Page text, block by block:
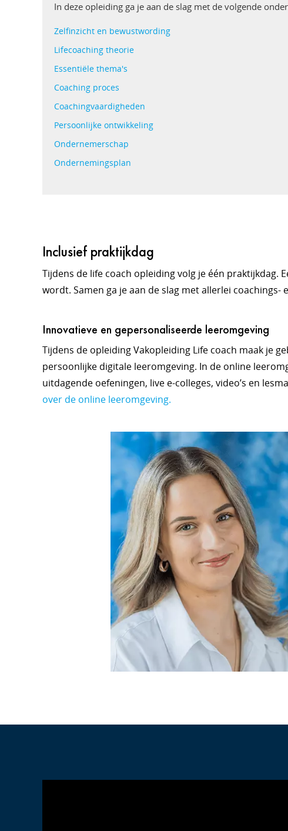
In deze opleiding ga je aan de slag met de volgende
Zelfinzicht en bewustwording
Lifecoaching theorie
Essentiële thema's
Coaching proces
Coachingvaardigheden
Persoonlijke ontwikkeling
Ondernemerschap
Ondernemingsplan
Inclusief praktijkdag
Tijdens de life coach opleiding volg je één
wordt. Samen ga je aan de slag met allerlei
Innovatieve en gepersonaliseerde leeromgeving
Tijdens de opleiding Vakopleiding Life coach maak je
persoonlijke digitale leeromgeving. In de online
uitdagende oefeningen, live e-colleges, video’s en
over de online leeromgeving.